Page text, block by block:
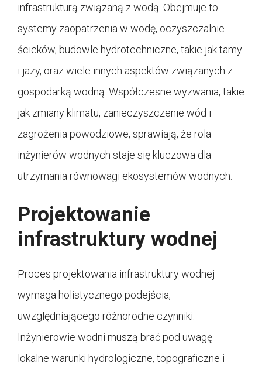
infrastrukturą związaną z wodą. Obejmuje to
systemy zaopatrzenia w wodę, oczyszczalnie
ścieków, budowle hydrotechniczne, takie jak tamy
i jazy, oraz wiele innych aspektów związanych z
gospodarką wodną. Współczesne wyzwania, takie
jak zmiany klimatu, zanieczyszczenie wód i
zagrożenia powodziowe, sprawiają, że rola
inżynierów wodnych staje się kluczowa dla
utrzymania równowagi ekosystemów wodnych.
Projektowanie
infrastruktury wodnej
Proces projektowania infrastruktury wodnej
wymaga holistycznego podejścia,
uwzględniającego różnorodne czynniki.
Inżynierowie wodni muszą brać pod uwagę
lokalne warunki hydrologiczne, topograficzne i